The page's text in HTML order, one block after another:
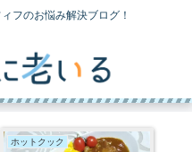
フのお悩み解決ブログ！
ホットクック